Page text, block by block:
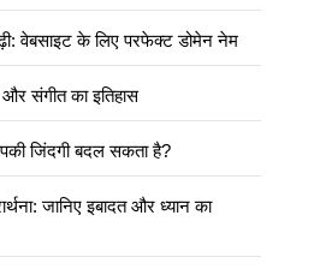
वेबसाइट के लिए परफेक्ट डोमेन नेम
संगीत का इतिहास
जिंदगी बदल सकता है?
जानिए इबादत और ध्यान का